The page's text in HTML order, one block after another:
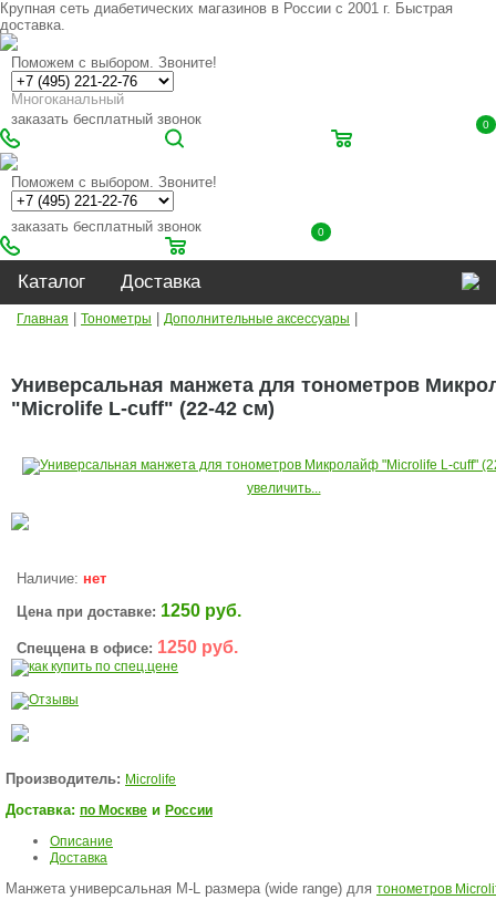
Крупная сеть диабетических магазинов в России с 2001 г. Быстрая
доставка.
Поможем с выбором. Звоните!
Многоканальный
заказать бесплатный звонок
0
Поможем с выбором. Звоните!
заказать бесплатный звонок 0
Каталог Доставка
Главная Тонометры Дополнительные аксессуары
Универсальная манжета для тонометров
"Microlife L-cuff" (22-42 см)
увеличить...
Наличие: нет
Цена при доставке: 1250 руб.
Спеццена в офисе: 1250 руб.
Производитель: Microlife
Доставка: по Москве и России
Описание
Доставка
Манжета универсальная M-L размера (wide range) для тонометров